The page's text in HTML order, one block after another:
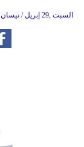
20:43 2017 السبت ,29 إبريل / نيسان